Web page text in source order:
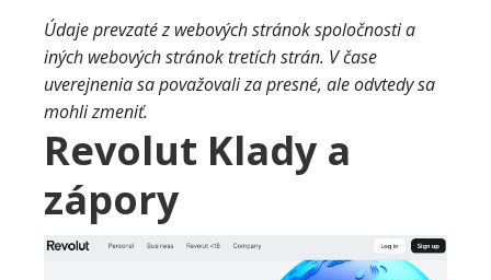
Údaje prevzaté z webových stránok spoločnosti a
iných webových stránok tretích strán. V čase
uverejnenia sa považovali za presné, ale odvtedy sa
mohli zmeniť.
Revolut Klady a
zápory